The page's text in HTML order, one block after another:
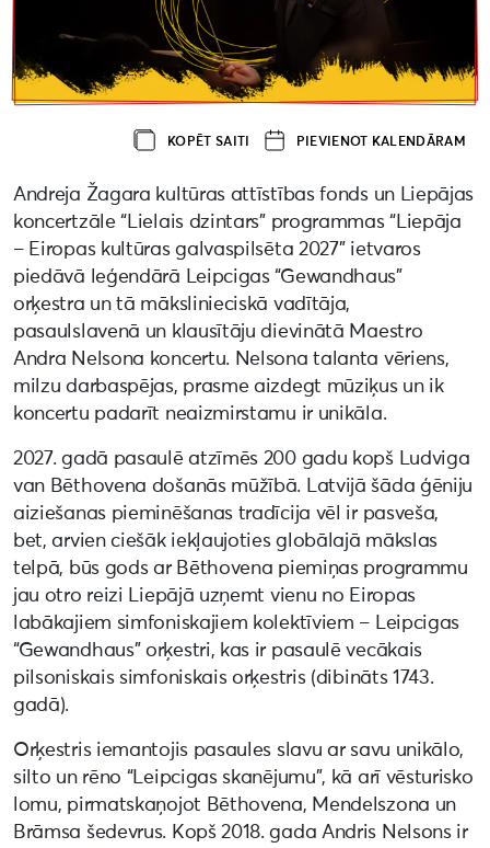
KOPĒT SAITI PIEVIENOT KALENDĀRAM
Andreja Žagara kultūras attīstības fonds un Liepājas
koncertzāle “Lielais dzintars” programmas “Liepāja
– Eiropas kultūras galvaspilsēta 2027” ietvaros
piedāvā leģendārā Leipcigas “Gewandhaus”
orķestra un tā mākslinieciskā vadītāja,
pasaulslavenā un klausītāju dievinātā Maestro
Andra Nelsona koncertu. Nelsona talanta vēriens,
milzu darbaspējas, prasme aizdegt mūziķus un ik
koncertu padarīt neaizmirstamu ir unikāla.
2027. gadā pasaulē atzīmēs 200 gadu kopš Ludviga
van Bēthovena došanās mūžībā. Latvijā šāda ģēniju
aiziešanas pieminēšanas tradīcija vēl ir pasveša,
bet, arvien ciešāk iekļaujoties globālajā mākslas
telpā, būs gods ar Bēthovena piemiņas programmu
jau otro reizi Liepājā uzņemt vienu no Eiropas
labākajiem simfoniskajiem kolektīviem – Leipcigas
“Gewandhaus” orķestri, kas ir pasaulē vecākais
pilsoniskais simfoniskais orķestris (dibināts 1743.
gadā).
Orķestris iemantojis pasaules slavu ar savu unikālo,
silto un rēno “Leipcigas skanējumu”, kā arī vēsturisko
lomu, pirmatskaņojot Bēthovena, Mendelszona un
Brāmsa šedevrus. Kopš 2018. gada Andris Nelsons ir